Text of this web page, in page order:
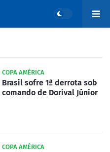
COPA AMÉRICA
Brasil sofre 1ª derrota sob
comando de Dorival Júnior
COPA AMÉRICA